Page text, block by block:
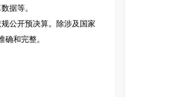
据等。
公开预决算。除涉及国家
和完整。